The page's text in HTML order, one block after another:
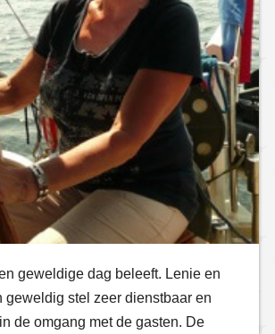
geweldige dag beleeft. Lenie en
geweldig stel zeer dienstbaar en
de omgang met de gasten. De